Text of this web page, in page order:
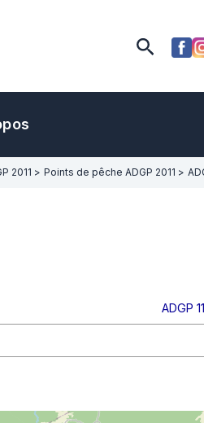
2011 Points de pêche ADGP 2011
ADGP